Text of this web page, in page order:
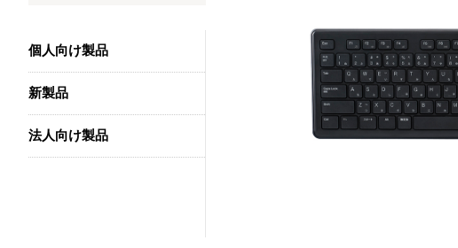
個人向け製品
新製品
法人向け製品